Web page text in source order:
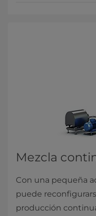
Mezcla
Con una pequeña
puede
producción